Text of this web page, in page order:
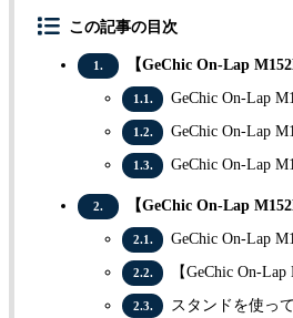
この記事の目次
1. 【GeChic On-Lap
1.1. GeChic On-Lap
1.2. GeChic On-Lap
1.3. GeChic On-Lap
2. 【GeChic On-Lap
2.1. GeChic On-Lap
2.2. 【GeChic On-
2.3.
スタンドを使っ